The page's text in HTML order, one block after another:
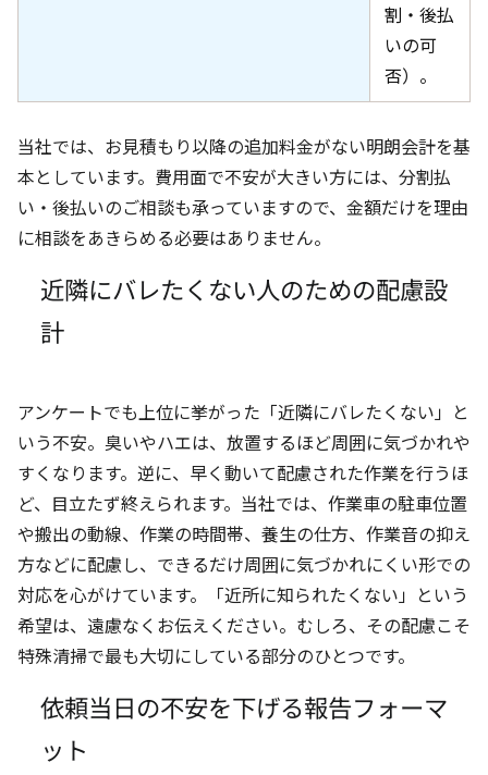
割・後払
いの可
否）。
当社では、お見積もり以降の追加料金がない明朗会計を基
本としています。費用面で不安が大きい方には、分割払
い・後払いのご相談も承っていますので、金額だけを理由
に相談をあきらめる必要はありません。
近隣にバレたくない人のための配慮設
計
アンケートでも上位に挙がった「近隣にバレたくない」と
いう不安。臭いやハエは、放置するほど周囲に気づかれや
すくなります。逆に、早く動いて配慮された作業を行うほ
ど、目立たず終えられます。当社では、作業車の駐車位置
や搬出の動線、作業の時間帯、養生の仕方、作業音の抑え
方などに配慮し、できるだけ周囲に気づかれにくい形での
対応を心がけています。「近所に知られたくない」という
希望は、遠慮なくお伝えください。むしろ、その配慮こそ
特殊清掃で最も大切にしている部分のひとつです。
依頼当日の不安を下げる報告フォーマ
ット